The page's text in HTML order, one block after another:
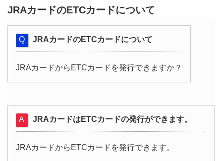
JRAカードのETCカードについて
JRAカードのETCカードについて
JRAカードからETCカードを発行できますか？
JRAカードはETCカードの発行ができます。
JRAカードからETCカードを発行できます。